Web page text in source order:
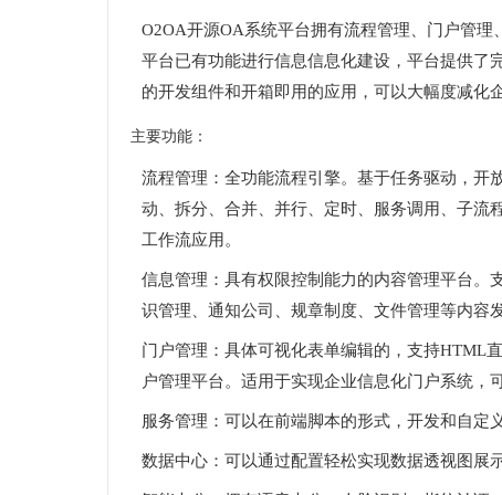
O2OA开源OA系统平台拥有流程管理、门户管
平台已有功能进行信息信息化建设，平台提供了
的开发组件和开箱即用的应用，可以大幅度减化
主要功能：
流程管理：全功能流程引擎。基于任务驱动，开
动、拆分、合并、并行、定时、服务调用、子流
工作流应用。
信息管理：具有权限控制能力的内容管理平台。
识管理、通知公司、规章制度、文件管理等内容
门户管理：具体可视化表单编辑的，支持HTML
户管理平台。适用于实现企业信息化门户系统，
服务管理：可以在前端脚本的形式，开发和自定
数据中心：可以通过配置轻松实现数据透视图展